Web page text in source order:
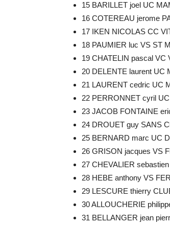
15 BARILLET joel UC
16 COTEREAU jerome
17 IKEN NICOLAS CC
18 PAUMIER luc VS ST
19 CHATELIN pascal VC
20 DELENTE laurent UC
21 LAURENT cedric UC
22 PERRONNET cyril
23 JACOB FONTAINE
24 DROUET guy SANS
25 BERNARD marc UC
26 GRISON jacques VS
27 CHEVALIER
28 HEBE anthony VS
29 LESCURE thierry
30 ALLOUCHERIE
31 BELLANGER jean